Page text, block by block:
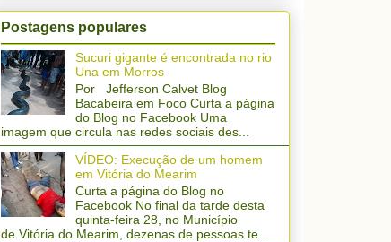
Postagens populares
Sucuri gigante é encontrada no rio
Una em Morros
Por Jefferson Calvet Blog
Bacabeira em Foco Curta a página
do Blog no Facebook Uma
imagem que circula nas redes sociais des...
VÍDEO: Execução de um homem
em Vitória do Mearim
Curta a página do Blog no
Facebook No final da tarde desta
quinta-feira 28, no Município
de Vitória do Mearim, dezenas de pessoas te...